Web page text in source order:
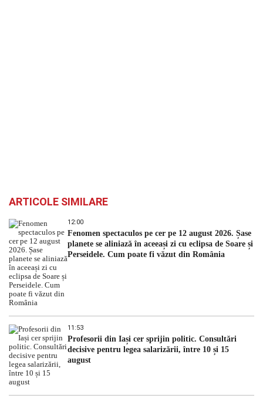
ARTICOLE SIMILARE
12:00
Fenomen spectaculos pe cer pe 12 august 2026. Șase
planete se aliniază în aceeași zi cu eclipsa de Soare și
Perseidele. Cum poate fi văzut din România
11:53
Profesorii din Iași cer sprijin politic. Consultări
decisive pentru legea salarizării, între 10 și 15
august